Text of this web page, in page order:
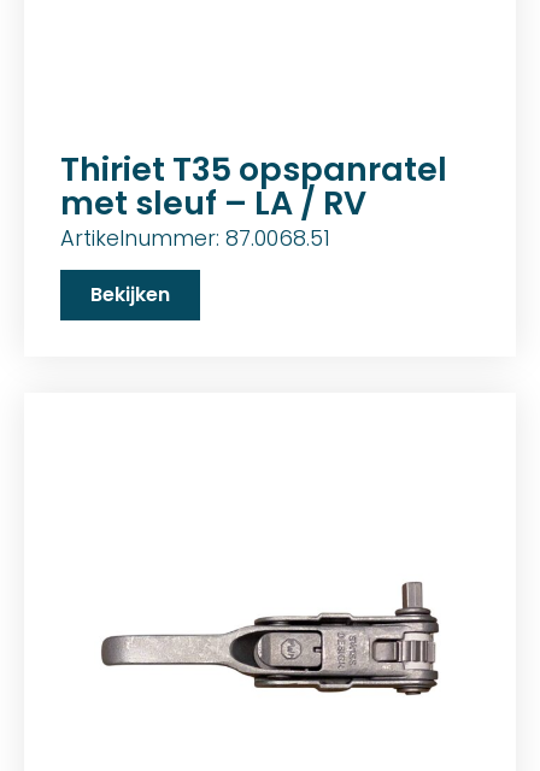
Thiriet T35 opspanratel
met sleuf – LA / RV
Artikelnummer: 87.0068.51
Bekijken